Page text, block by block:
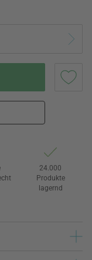
24.000
Produkte
lagernd